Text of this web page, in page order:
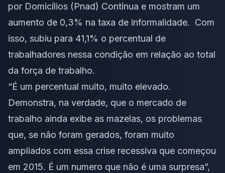
por Domicílios (Pnad) Contínua e mostram um
aumento de 0,3% na taxa de informalidade. Com
isso, subiu para 41,1% o percentual de
trabalhadores nessa condição em relação ao total
da força de trabalho.
“É um percentual muito, muito elevado.
Demonstra, na verdade, que o mercado de
trabalho ainda exibe as mazelas, os problemas
que, se não foram gerados, foram muito
ampliados com essa crise recessiva que começou
em 2015. É um numero que não é uma surpresa”,